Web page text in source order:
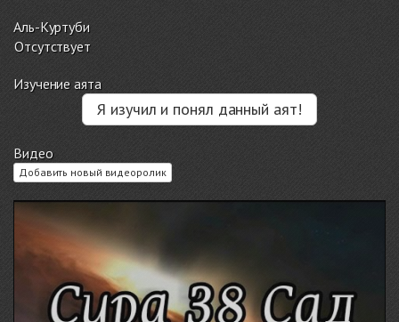
Аль-Куртуби
Отсутствует
Изучение аята
Я изучил и понял данный аят!
Видео
Добавить новый видеоролик